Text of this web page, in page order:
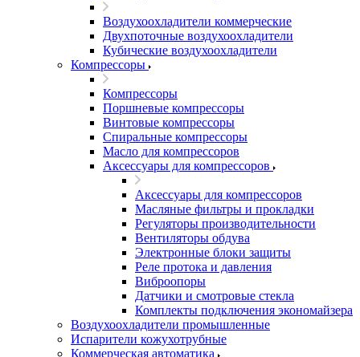
Воздухоохладители коммерческие
Двухпоточные воздухоохладители
Кубические воздухоохладители
Компрессоры
Компрессоры
Поршневые компрессоры
Винтовые компрессоры
Спиральные компрессоры
Масло для компрессоров
Аксессуары для компрессоров
Аксессуары для компрессоров
Масляные фильтры и прокладки
Регуляторы производительности
Вентиляторы обдува
Электронные блоки защиты
Реле протока и давления
Виброопоры
Датчики и смотровые стекла
Комплекты подключения экономайзера
Воздухоохладители промышленные
Испарители кожухотрубные
Коммерческая автоматика